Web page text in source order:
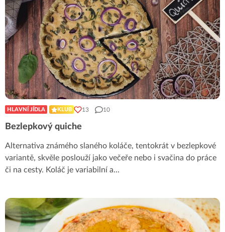
HLAVNÍ JÍDLA KLUB 13 10
Bezlepkový quiche
Alternativa známého slaného koláče, tentokrát v bezlepkové
variantě, skvěle poslouží jako večeře nebo i svačina do práce
či na cesty. Koláč je variabilní a...